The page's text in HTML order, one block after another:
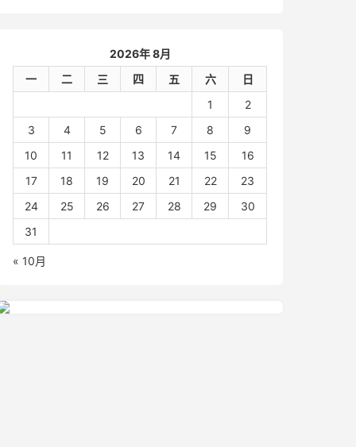
2026年 8月
一
二 三 四 五 六
日
1
2
3
4 5 6 7 8
9
10
11 12 13 14 15
16
17
18 19 20 21 22
23
24
25 26 27 28 29
30
31
« 10月